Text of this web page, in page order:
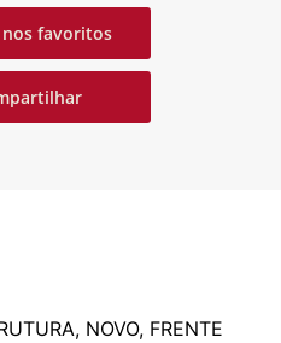
nos favoritos
NOVO, FRENTE